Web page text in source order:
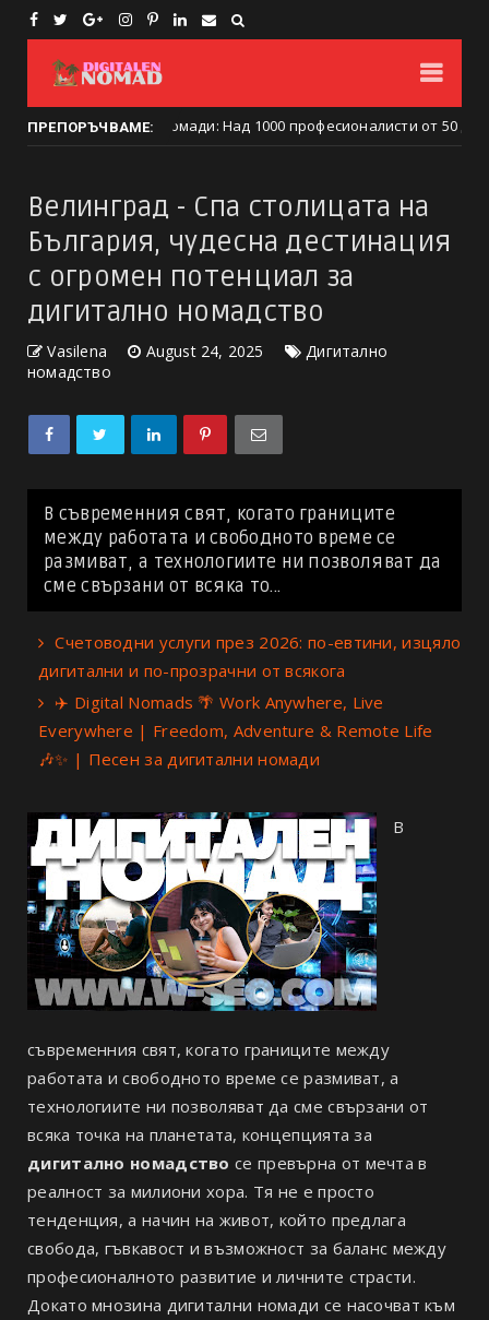
ПРЕПОРЪЧВАМЕ:
номади: Над 1000 професионалисти от 50 държави се
Велинград - Спа столицата на
България, чудесна дестинация
с огромен потенциал за
дигитално номадство
Vasilena August 24, 2025
Дигитално
номадство
В съвременния свят, когато границите
между работата и свободното време се
размиват, а технологиите ни позволяват да
сме свързани от всяка то...
Счетоводни услуги през 2026: по-евтини, изцяло
дигитални и по-прозрачни от всякога
✈️ Digital Nomads 🌴 Work Anywhere, Live
Everywhere | Freedom, Adventure & Remote Life
🎶✨ | Песен за дигитални номади
В
съвременния свят, когато границите между
работата и свободното време се размиват, а
технологиите ни позволяват да сме свързани от
всяка точка на планетата, концепцията за
дигитално номадство се превърна от мечта в
реалност за милиони хора. Тя не е просто
тенденция, а начин на живот, който предлага
свобода, гъвкавост и възможност за баланс между
професионалното развитие и личните страсти.
Докато мнозина дигитални номади се насочват към